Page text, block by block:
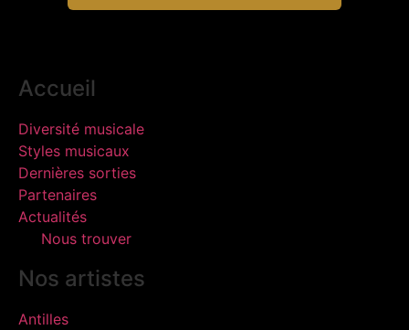
Accueil
Diversité musicale
Styles musicaux
Dernières sorties
Partenaires
Actualités
Nous trouver
Nos artistes
Antilles